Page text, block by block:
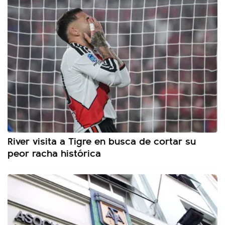
River visita a Tigre en busca de cortar su
peor racha histórica